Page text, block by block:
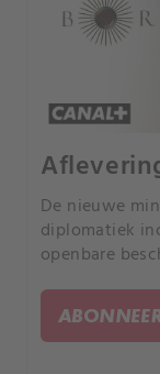
De nieuwe
diplomatiek
openbare